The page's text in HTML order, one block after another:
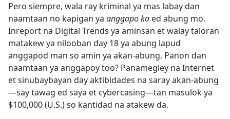
Pero siempre, wala ray kriminal ya mas labay dan
naamtaan no kapigan ya anggapo ka ed abung mo.
Inreport na Digital Trends ya aminsan et walay taloran
matakew ya nilooban day 18 ya abung lapud
anggapod man so amin ya akan-abung. Panon dan
naamtaan ya anggapoy too? Panamegley na Internet
et sinubaybayan day aktibidades na saray akan-abung​
—say tawag ed saya et cybercasing—​tan masulok ya
$100,000 (U.S.) so kantidad na atakew da.